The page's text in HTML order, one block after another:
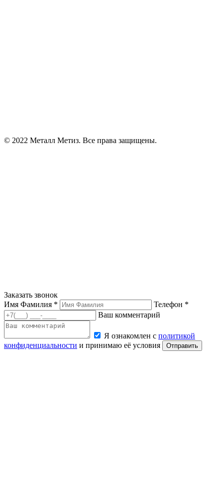
© 2022 Металл Метиз. Все права защищены.
Заказать звонок
Имя Фамилия *
Телефон *
Ваш комментарий
Я ознакомлен с политикой
конфиденциальности и принимаю её условия Отправить